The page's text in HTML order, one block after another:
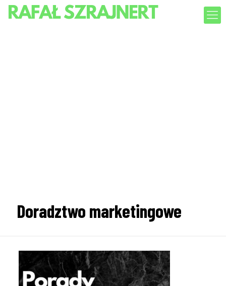
Doradztwo marketingowe